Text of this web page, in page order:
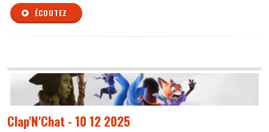
ÉCOUTEZ
Clap'N'Chat - 10 12 2025